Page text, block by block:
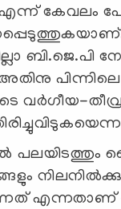
കേവലം
ബി.ജെ.പി
വര്‍ഗീയ-
പലയിടത്തും
എന്നതാണ്